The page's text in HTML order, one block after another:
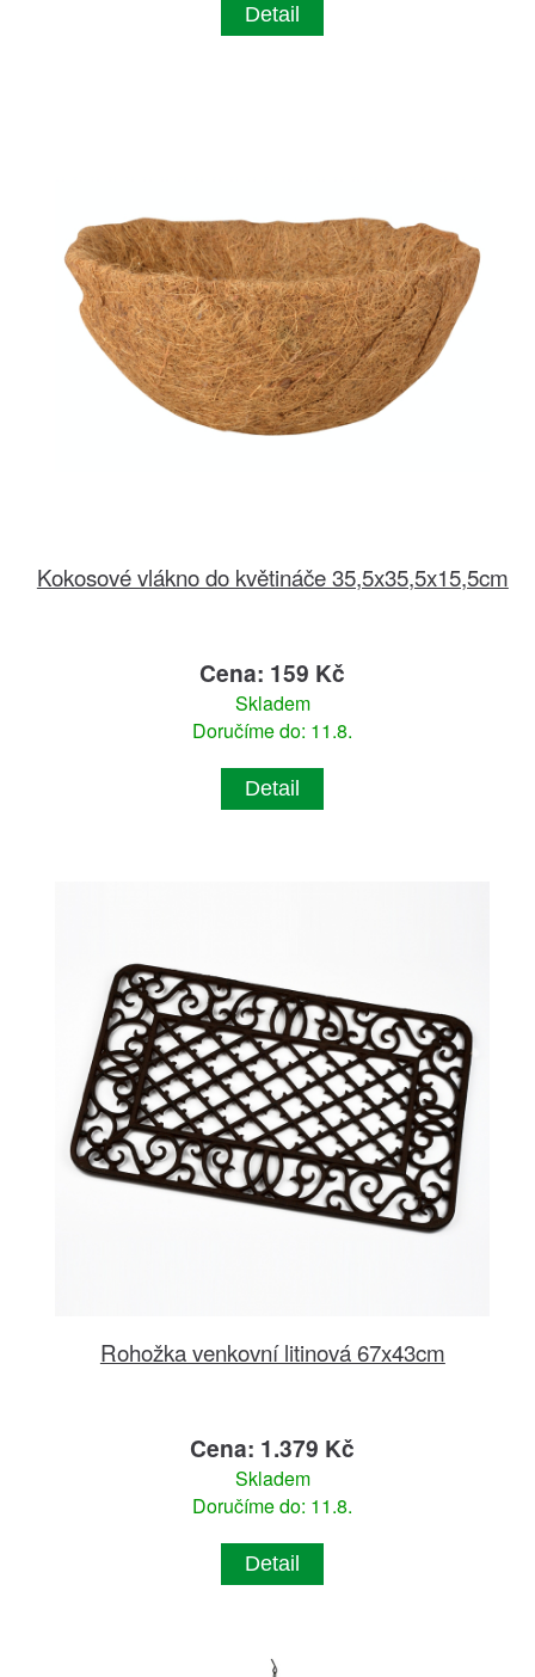
Detail
Kokosové vlákno do květináče 35,5x35,5x15,5cm
Cena: 159 Kč
Skladem
Doručíme do: 11.8.
Detail
Rohožka venkovní litinová 67x43cm
Cena: 1.379 Kč
Skladem
Doručíme do: 11.8.
Detail